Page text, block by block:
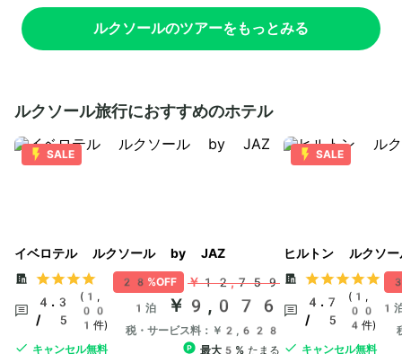
ルクソールのツアーをもっとみる
ルクソール旅行におすすめのホテル
SALE
イベロテル ルクソール by JAZ
4.3
/ 5
(1,
00
1件)
キャンセル無料
28%OFF ￥12,759
1泊 ￥9,076
税・サービス料：￥2,628
最大5% たまる
SALE
ヒルトン ルクソー
4.7
/ 5
(1,
00
4件)
キャンセル無料
1